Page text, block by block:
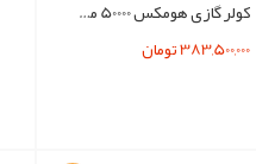
کولر گازي هومکس 50000 مدل HOMMEX H50CH-5015FS
383,500,000 تومان